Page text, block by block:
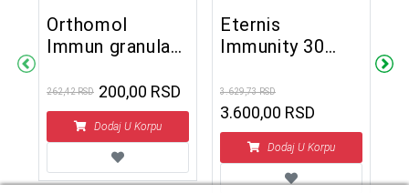
Orthomol
Immun granulat
doza
262,42 RSD 200,00 RSD
Dodaj U Korpu
Eternis
Immunity 30
3.629,73 RSD
3.600,00 RSD
Dodaj U Korpu